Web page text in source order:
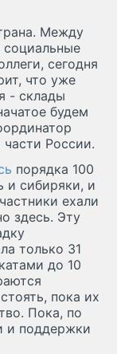
Между
социальные
сегодня
что уже
- склады
будем
России.
порядка 100
и сибиряки, и
ехали
здесь. Эту
только 31
до 10
пока их
Пока, по
и поддержки